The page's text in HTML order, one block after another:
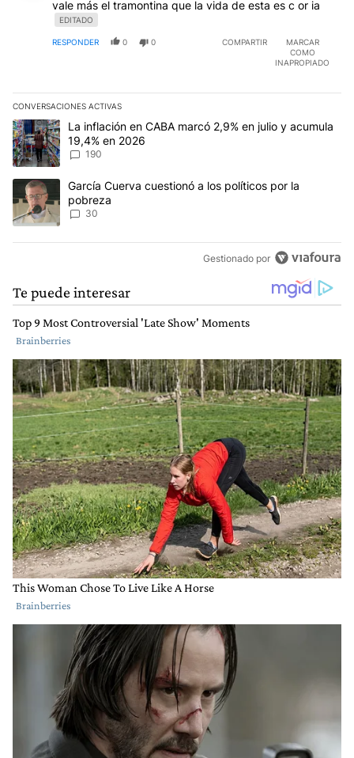
vale más el tramontina que la vida de esta es c or ia
EDITADO
RESPONDER 0 0 COMPARTIR
MARCAR
COMO
INAPROPIADO
CONVERSACIONES ACTIVAS
Este listado muestra los artículos con más comentarios en los
Un artículo de tendencia con el título "La inflación en CABA
La inflación en CABA marcó 2,9% en julio y acumula
19,4% en 2026
190
Un artículo de tendencia con el título "García Cuerva cuestionó
García Cuerva cuestionó a los políticos por la
pobreza
30
Gestionado por